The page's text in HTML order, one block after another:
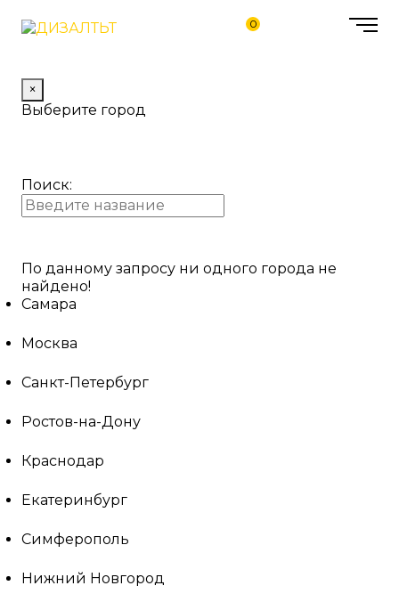
0
×
Выберите город
Поиск:
По данному запросу ни одного города не
найдено!
Самара
Москва
Санкт-Петербург
Ростов-на-Дону
Краснодар
Екатеринбург
Симферополь
Нижний Новгород